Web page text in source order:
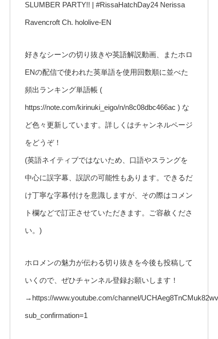
SLUMBER PARTY!! | #RissaHatchDay24 Nerissa
Ravencroft Ch. hololive-EN
好きなシーンの切り抜きや英語解説動画、またホロ
ENの配信で使われた英単語を使用回数順に並べた
頻出ランキング単語帳 (
https://note.com/kirinuki_eigo/n/n8c08dbc466ac ) な
ど色々更新しています。詳しくはチャンネルページ
をどうぞ！
(英語ネイティブではないため、口語やスラングを
中心に誤字幕、誤訳の可能性もあります。できるだ
け丁寧な字幕付けを意識しますが、その際はコメン
ト欄などで訂正させていただきます。ご容赦くださ
い。)
ホロメンの魅力が伝わる切り抜きを今後も投稿して
いくので、ぜひチャンネル登録お願いします！
→https://www.youtube.com/channel/
sub_confirmation=1